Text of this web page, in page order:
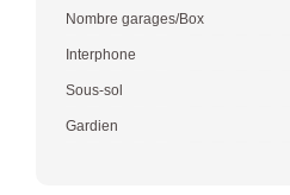
Nombre garages/Box
Interphone
Sous-sol
Gardien